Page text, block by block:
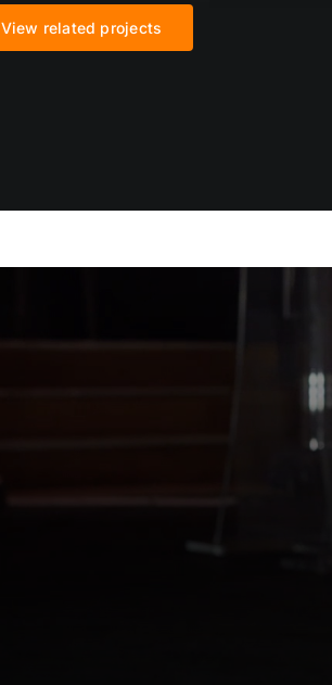
View related projects